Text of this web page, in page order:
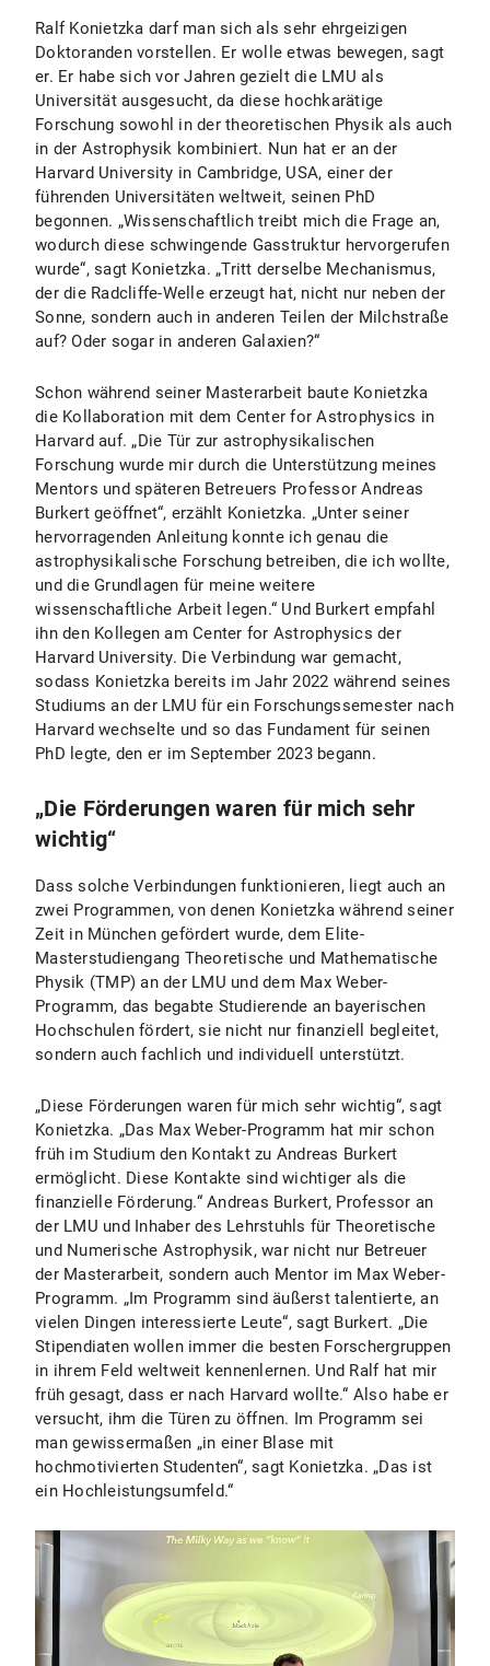
Ralf Konietzka darf man sich als sehr ehrgeizigen
Doktoranden vorstellen. Er wolle etwas bewegen, sagt
er. Er habe sich vor Jahren gezielt die LMU als
Universität ausgesucht, da diese hochkarätige
Forschung sowohl in der theoretischen Physik als auch
in der Astrophysik kombiniert. Nun hat er an der
Harvard University in Cambridge, USA, einer der
führenden Universitäten weltweit, seinen PhD
begonnen. „Wissenschaftlich treibt mich die Frage an,
wodurch diese schwingende Gasstruktur hervorgerufen
wurde“, sagt Konietzka. „Tritt derselbe Mechanismus,
der die Radcliffe-Welle erzeugt hat, nicht nur neben der
Sonne, sondern auch in anderen Teilen der Milchstraße
auf? Oder sogar in anderen Galaxien?“
Schon während seiner Masterarbeit baute Konietzka
die Kollaboration mit dem Center for Astrophysics in
Harvard auf. „Die Tür zur astrophysikalischen
Forschung wurde mir durch die Unterstützung meines
Mentors und späteren Betreuers Professor Andreas
Burkert geöffnet“, erzählt Konietzka. „Unter seiner
hervorragenden Anleitung konnte ich genau die
astrophysikalische Forschung betreiben, die ich wollte,
und die Grundlagen für meine weitere
wissenschaftliche Arbeit legen.“ Und Burkert empfahl
ihn den Kollegen am Center for Astrophysics der
Harvard University. Die Verbindung war gemacht,
sodass Konietzka bereits im Jahr 2022 während seines
Studiums an der LMU für ein Forschungssemester nach
Harvard wechselte und so das Fundament für seinen
PhD legte, den er im September 2023 begann.
„Die Förderungen waren für mich sehr
wichtig“
Dass solche Verbindungen funktionieren, liegt auch an
zwei Programmen, von denen Konietzka während seiner
Zeit in München gefördert wurde, dem Elite-
Masterstudiengang Theoretische und Mathematische
Physik (TMP) an der LMU und dem Max Weber-
Programm, das begabte Studierende an bayerischen
Hochschulen fördert, sie nicht nur finanziell begleitet,
sondern auch fachlich und individuell unterstützt.
„Diese Förderungen waren für mich sehr wichtig“, sagt
Konietzka. „Das Max Weber-Programm hat mir schon
früh im Studium den Kontakt zu Andreas Burkert
ermöglicht. Diese Kontakte sind wichtiger als die
finanzielle Förderung.“ Andreas Burkert, Professor an
der LMU und Inhaber des Lehrstuhls für Theoretische
und Numerische Astrophysik, war nicht nur Betreuer
der Masterarbeit, sondern auch Mentor im Max Weber-
Programm. „Im Programm sind äußerst talentierte, an
vielen Dingen interessierte Leute“, sagt Burkert. „Die
Stipendiaten wollen immer die besten Forschergruppen
in ihrem Feld weltweit kennenlernen. Und Ralf hat mir
früh gesagt, dass er nach Harvard wollte.“ Also habe er
versucht, ihm die Türen zu öffnen. Im Programm sei
man gewissermaßen „in einer Blase mit
hochmotivierten Studenten“, sagt Konietzka. „Das ist
ein Hochleistungsumfeld.“